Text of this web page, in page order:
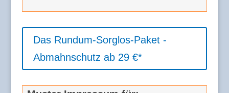
Das Rundum-Sorglos-Paket -
Abmahnschutz ab 29 €*